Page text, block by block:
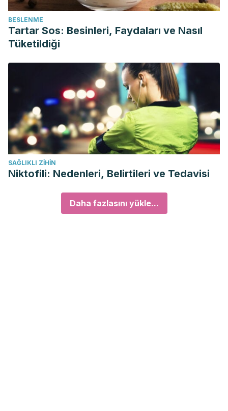
BESLENME
Tartar Sos: Besinleri, Faydaları ve Nasıl
Tüketildiği
SAĞLIKLI ZIHIN
Niktofili: Nedenleri, Belirtileri ve Tedavisi
Daha fazlasını yükle...